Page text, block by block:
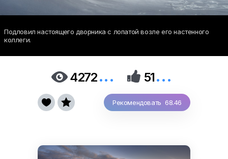
Подловил настоящего дворника с лопатой возле его настенного
коллеги.
4272...  51...
Рекомендовать 68.46
 